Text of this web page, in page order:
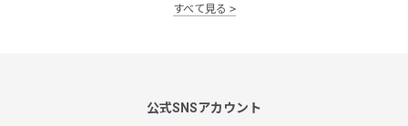
すべて見る
公式SNSアカウント